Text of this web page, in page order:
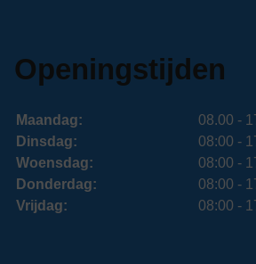
Openingstijden
Maandag:
08.00 -
Dinsdag:
08:00 -
Woensdag:
08:00 -
Donderdag:
08:00 -
Vrijdag:
08:00 -